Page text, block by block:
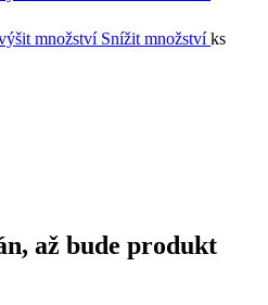
množství Snížit množstvíks
až bude produkt